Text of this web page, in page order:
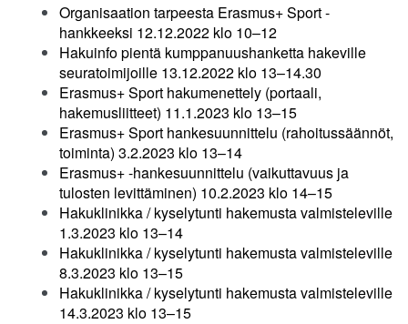
Organisaation tarpeesta Erasmus+ Sport -
hankkeeksi 12.12.2022 klo 10–12
Hakuinfo pientä kumppanuushanketta hakeville
seuratoimijoille 13.12.2022 klo 13–14.30
Erasmus+ Sport hakumenettely (portaali,
hakemusliitteet) 11.1.2023 klo 13–15
Erasmus+ Sport hankesuunnittelu (rahoitussäännöt,
toiminta) 3.2.2023 klo 13–14
Erasmus+ -hankesuunnittelu (vaikuttavuus ja
tulosten levittäminen) 10.2.2023 klo 14–15
Hakuklinikka / kyselytunti hakemusta valmisteleville
1.3.2023 klo 13–14
Hakuklinikka / kyselytunti hakemusta valmisteleville
8.3.2023 klo 13–15
Hakuklinikka / kyselytunti hakemusta valmisteleville
14.3.2023 klo 13–15